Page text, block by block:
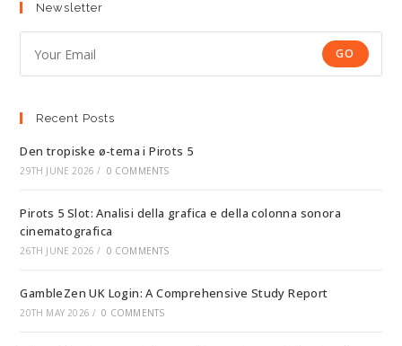
Newsletter
GO
Recent Posts
Den tropiske ø-tema i Pirots 5
29TH JUNE 2026 / 0 COMMENTS
Pirots 5 Slot: Analisi della grafica e della colonna sonora
cinematografica
26TH JUNE 2026 / 0 COMMENTS
GambleZen UK Login: A Comprehensive Study Report
20TH MAY 2026 / 0 COMMENTS